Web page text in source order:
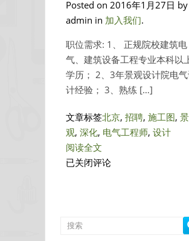
Posted on 2016年1月27日 by
admin in 加入我们.
职位需求: 1、 正规院校建筑电
气、建筑设备工程专业本科以
学历； 2、3年景观设计院电
计经验； 3、熟练 […]
文章标签北京, 招聘, 施工图, 景
观, 深化, 电气工程师, 设计
阅读全文
北
电
已关闭评论